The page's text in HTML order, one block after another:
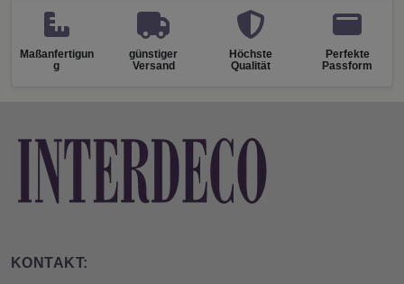
Maßanfertigun
g
günstiger
Versand
Höchste
Qualität
Perfekte
Passform
KONTAKT: